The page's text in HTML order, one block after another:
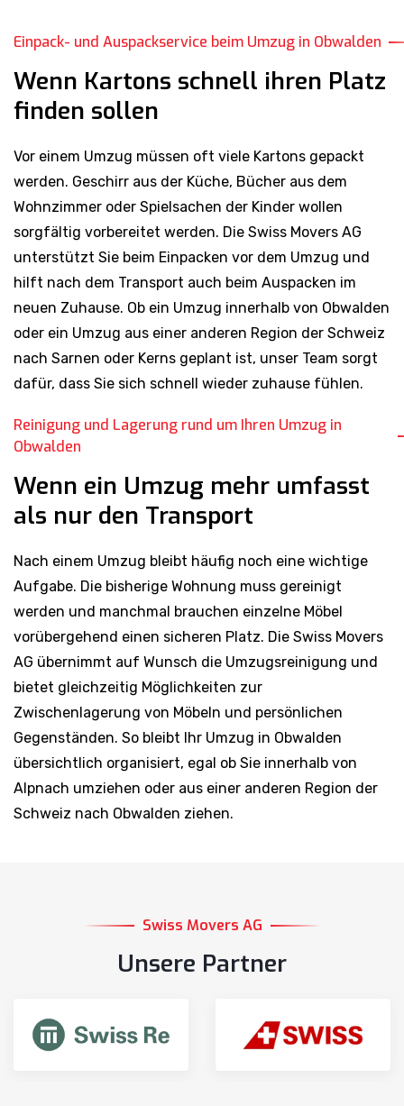
Wenn Kartons schnell ihren Platz
finden sollen
werden. Geschirr aus der Küche, Bücher aus dem
Wohnzimmer oder Spielsachen der Kinder wollen
sorgfältig vorbereitet werden. Die Swiss Movers AG
unterstützt Sie beim Einpacken vor dem Umzug und
hilft nach dem Transport auch beim Auspacken im
neuen Zuhause. Ob ein Umzug innerhalb von Obwalden
oder ein Umzug aus einer anderen Region der Schweiz
nach Sarnen oder Kerns geplant ist, unser Team sorgt
dafür, dass Sie sich schnell wieder zuhause fühlen.
Obwalden
Wenn ein Umzug mehr umfasst
als nur den Transport
Aufgabe. Die bisherige Wohnung muss gereinigt
werden und manchmal brauchen einzelne Möbel
vorübergehend einen sicheren Platz. Die Swiss Movers
AG übernimmt auf Wunsch die Umzugsreinigung und
bietet gleichzeitig Möglichkeiten zur
Zwischenlagerung von Möbeln und persönlichen
Gegenständen. So bleibt Ihr Umzug in Obwalden
übersichtlich organisiert, egal ob Sie innerhalb von
Alpnach umziehen oder aus einer anderen Region der
Schweiz nach Obwalden ziehen.
Unsere Partner